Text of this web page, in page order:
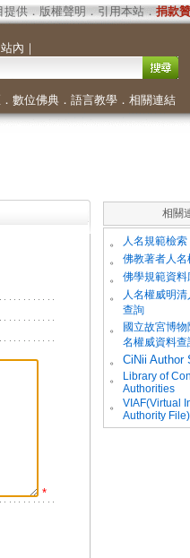
提供． 版權聲明 ． 引用本站． 捐款
站內 ｜
． 數位佛典． 語言教學． 相關連結
*
相關
。 人名規範檢索
。 佛教著者人
。 佛學規範資料
。
人名權威明
查詢
。
國立故宮博
名權威資料查
。
CiNii Author
。
Library of
Authorities
。
VIAF(Virtual
Authority File)